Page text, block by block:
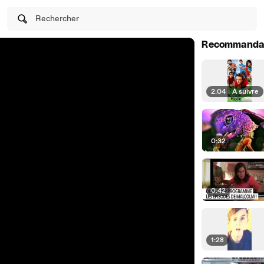
Rechercher
2:04 | À suivre
0:32
0:42
1:28